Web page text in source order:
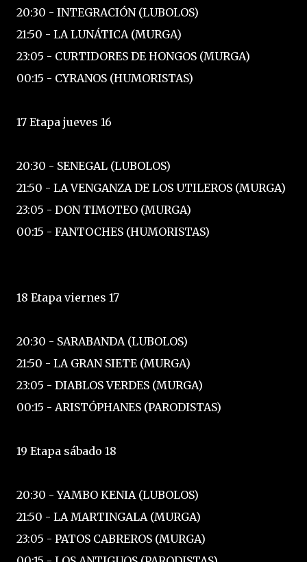
20:30 - INTEGRACIÓN (LUBOLOS)
21:50 - LA LUNÁTICA (MURGA)
23:05 - CURTIDORES DE HONGOS (MURGA)
00:15 - CYRANOS (HUMORISTAS)
17 Etapa jueves 16
20:30 - SENEGAL (LUBOLOS)
21:50 - LA VENGANZA DE LOS UTILEROS (MURGA)
23:05 - DON TIMOTEO (MURGA)
00:15 - FANTOCHES (HUMORISTAS)
18 Etapa viernes 17
20:30 - SARABANDA (LUBOLOS)
21:50 - LA GRAN SIETE (MURGA)
23:05 - DIABLOS VERDES (MURGA)
00:15 - ARISTÓPHANES (PARODISTAS)
19 Etapa sábado 18
20:30 - YAMBO KENIA (LUBOLOS)
21:50 - LA MARTINGALA (MURGA)
23:05 - PATOS CABREROS (MURGA)